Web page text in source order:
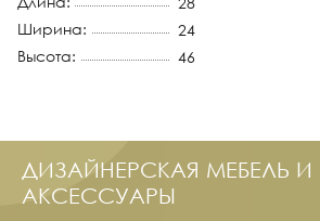
Ширина:
24
Высота:
46
ДИЗАЙНЕРСКАЯ МЕБЕЛЬ И
АКСЕССУАРЫ